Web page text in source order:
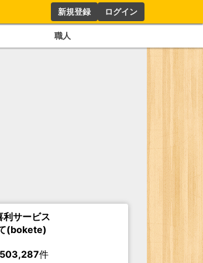
新規登録 ログイン
職人
サービス
(bokete)
件